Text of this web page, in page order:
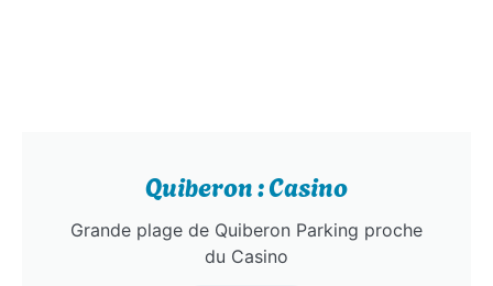
Quiberon : Casino
Grande plage de Quiberon Parking proche
du Casino